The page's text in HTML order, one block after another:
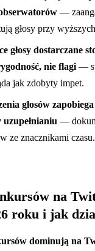
—
głosy przy
głosy dostarczane
nie flagi —
jak zdobyty impet.
głosów
uzupełnianiu —
ze znacznikami czasu.
na
roku i jak
dominują na